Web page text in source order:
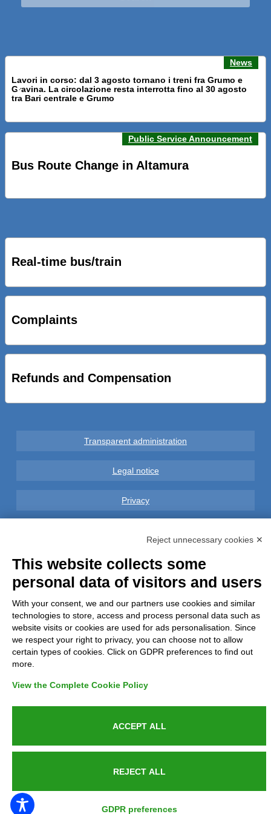
PUBLIC SERVICE ANNOUNCEMENT
News
Lavori in corso: dal 3 agosto tornano i treni fra Grumo e
Gravina. La circolazione resta interrotta fino al 30 agosto
tra Bari centrale e Grumo
PRESENTATI A BARI NUOVI SERVIZI FALMAPS E LIVECHAT.
IL TUO BUS ED IL TUO TRENO
CICLOPEDONALE FAL CONSEGNA ALLA CITTA’ LE NOVE
OPERE DEL PROGETTO
AL VIA SERVIZIO DI BIKE SHARING A POTENZA CON
VAIMOO PER UTENTI FAL SCONTI SULL’UTILIZZO DELLE
Previous news Next
Public Service Announcement
Bus Route Change in Altamura
Real-time bus/train
Complaints
Refunds and Compensation
Transparent administration
Legal notice
Privacy
Complaints
Refunds and Indemnities
Contacts
Azienda certificata UNI EN ISO 9001:2015
P.IVA 05538100727 - C.so Italia n.8 70123, BARI
Reject unnecessary cookies ✕
This website collects some
personal data of visitors and users
With your consent, we and our partners use cookies and similar
technologies to store, access and process personal data such as
website visits or cookies are used for ads personalisation. Since
we respect your right to privacy, you can choose not to allow
certain types of cookies. Click on GDPR preferences to find out
more.
View the Complete Cookie Policy
ACCEPT ALL
REJECT ALL
GDPR preferences